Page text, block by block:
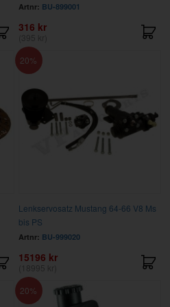
Artnr: BU-899001
316 kr
20
Lenkservosatz Mustang 64-66 V8 Ms
bis PS
Artnr: BU-999020
15196 kr
20